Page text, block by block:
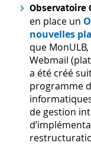
Observatoire
en place un
nouvelles
que
Webmail
a été créé
programme
de gestion